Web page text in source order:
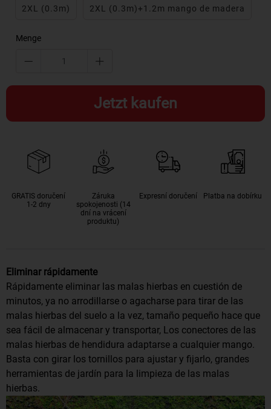
2XL (0.3m) 2XL (0.3m)+1.2m mango de madera
Menge
Jetzt kaufen
GRATIS doručení
1-2 dny
Záruka
spokojenosti (14
dní na vrácení
produktu)
Expresní doručení Platba na dobírku
Eliminar rápidamente
Rápidamente eliminar las malas hierbas en cuestión de
minutos, ya no arrodillarse o agacharse para tirar de las
malas hierbas del suelo a la vez, tamaño pequeño hace que
sea fácil de almacenar y transportar, Los conectores de las
malas hierbas de hendidura adaptarse a cualquier mango.
Basta con girar los tornillos para ajustar y fijarlo, grandes
herramientas de jardín para la limpieza de las malas
hierbas.